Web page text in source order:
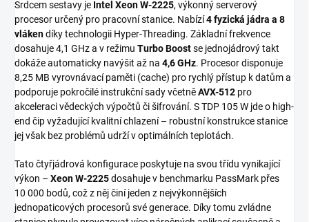
Srdcem sestavy je Intel Xeon W-2225, výkonný serverový
procesor určený pro pracovní stanice. Nabízí4 fyzická jádra a 8
vlákendíky technologii Hyper-Threading. Základní frekvence
dosahuje 4,1 GHz a v režimu Turbo Boostse jednojádrový takt
dokáže automaticky navýšit až na 4,6 GHz. Procesor disponuje
8,25 MB vyrovnávací paměti (cache) pro rychlý přístup k datům a
podporuje pokročilé instrukční sady včetněAVX-512 pro
akceleraci vědeckých výpočtů či šifrování. S TDP 105 W jde o high-
end čip vyžadující kvalitní chlazení – robustní konstrukce stanice
jej však bez problémů udrží v optimálních teplotách.
Tato čtyřjádrová konfigurace poskytuje na svou třídu vynikající
výkon – Xeon W-2225dosahuje v benchmarku PassMark přes
10 000 bodů, což z něj činí jeden z nejvýkonnějších
jednopaticových procesorů své generace. Díky tomu zvládne